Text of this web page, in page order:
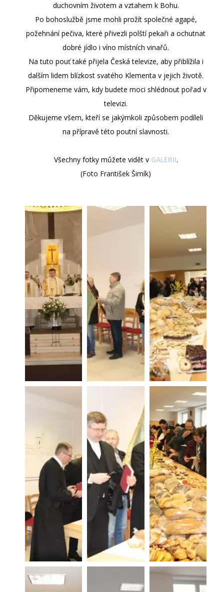
duchovním životem a vztahem k Bohu.
Po bohoslužbě jsme mohli prožít společné agapé,
požehnání pečiva, které přivezli polští pekaři a ochutnat
dobré jídlo i víno místních vinařů.
Na tuto pouť také přijela Česká televize, aby přiblížila i
dalším lidem blízkost svatého Klementa v jejich životě.
Připomeneme vám, kdy budete moci shlédnout pořad v
televizi.
Děkujeme všem, kteří se jakýmkoli způsobem podíleli
na přípravě této poutní slavnosti.
Všechny fotky můžete vidět v GALERII.
(Foto František Šimík)